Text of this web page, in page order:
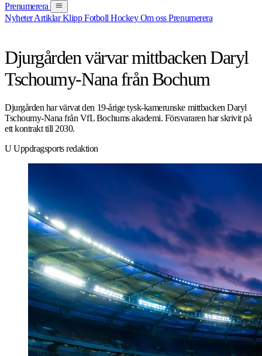
Prenumerera
NyheterArtiklarKlippFotbollHockeyOm ossPrenumerera
Djurgården värvar mittbacken Daryl
Tschoumy-Nana från Bochum
Djurgården har värvat den 19-årige tysk-kamerunske mittbacken Daryl
Tschoumy-Nana från VfL Bochums akademi. Försvararen har skrivit på
ett kontrakt till 2030.
UUppdragsports redaktion